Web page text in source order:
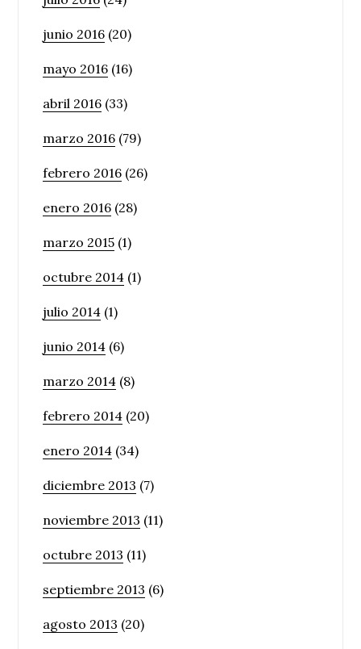
junio 2016 (20)
mayo 2016 (16)
abril 2016 (33)
marzo 2016 (79)
febrero 2016 (26)
enero 2016 (28)
marzo 2015 (1)
octubre 2014 (1)
julio 2014 (1)
junio 2014 (6)
marzo 2014 (8)
febrero 2014 (20)
enero 2014 (34)
diciembre 2013 (7)
noviembre 2013 (11)
octubre 2013 (11)
septiembre 2013 (6)
agosto 2013 (20)